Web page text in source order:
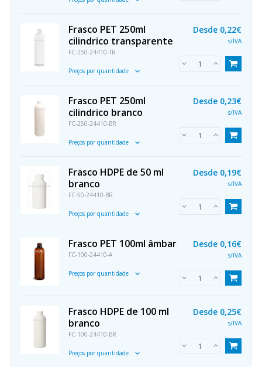
Frasco PET 250ml
cilindrico transparente
FC-250-24410-TR
Preços por quantidade
Desde 0,22€
s/IVA
Frasco PET 250ml
cilindrico branco
FC-250-24410-BR
Preços por quantidade
Desde 0,23€
s/IVA
Frasco HDPE de 50 ml
branco
FC-50-24410-BR
Preços por quantidade
Desde 0,19€
s/IVA
Frasco PET 100ml âmbar
FC-100-24410-A
Preços por quantidade
Desde 0,16€
s/IVA
Frasco HDPE de 100 ml
branco
FC-100-24410-BR
Preços por quantidade
Desde 0,25€
s/IVA